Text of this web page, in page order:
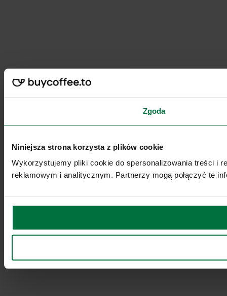
Zgoda
Niniejsza strona korzysta z plików cookie
Wykorzystujemy pliki cookie do spersonalizowania treści i
reklamowym i analitycznym. Partnerzy mogą połączyć te